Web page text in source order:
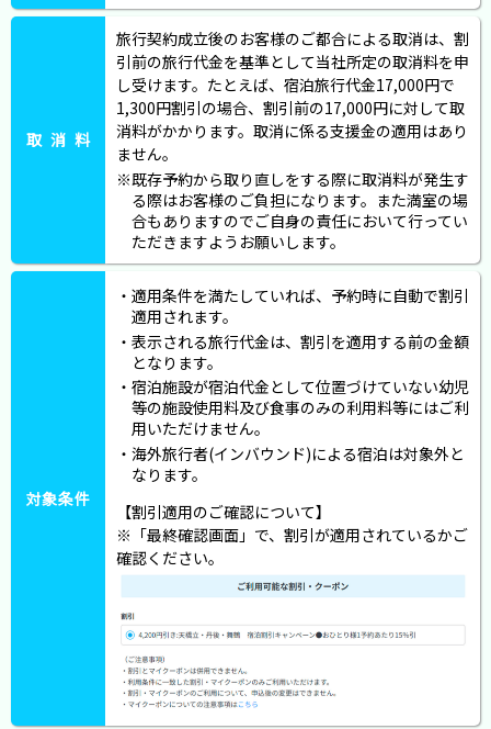
取消料
旅行契約成立後のお客様のご都合による取消は、割
引前の旅行代金を基準として当社所定の取消料を申
し受けます。たとえば、宿泊旅行代金17,000円で
1,300円割引の場合、割引前の17,000円に対して取
消料がかかります。取消に係る支援金の適用はあり
ません。
既存予約から取り直しをする際に取消料が発生す
る際はお客様のご負担になります。また満室の場
合もありますのでご自身の責任において行ってい
ただきますようお願いします。
対象条件
適用条件を満たしていれば、予約時に自動で割引
適用されます。
表示される旅行代金は、割引を適用する前の金額
となります。
宿泊施設が宿泊代金として位置づけていない幼児
等の施設使用料及び食事のみの利用料等にはご利
用いただけません。
海外旅行者(インバウンド)による宿泊は対象外と
なります。
【割引適用のご確認について】
※「最終確認画面」で、割引が適用されているかご
確認ください。